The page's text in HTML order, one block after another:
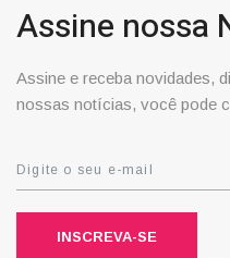
Assine nossa
Assine e receba novidades,
nossas notícias, você pode
INSCREVA-SE